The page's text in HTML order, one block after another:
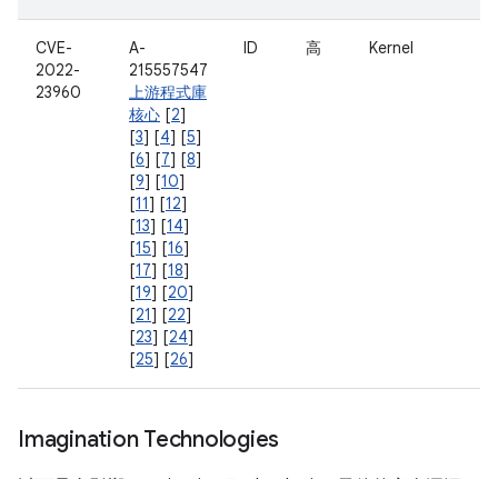
CVE-
2022-
23960
A-
215557547
上游程式庫
核心 [2]
[3] [4] [5]
[6] [7] [8]
[9] [10]
[11] [12]
[13] [14]
[15] [16]
[17] [18]
[19] [20]
[21] [22]
[23] [24]
[25] [26]
ID 高 Kernel
Imagination Technologies